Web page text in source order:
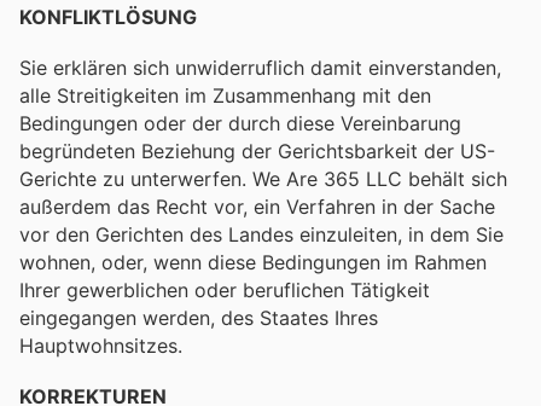
KONFLIKTLÖSUNG
Sie erklären sich unwiderruflich damit einverstanden,
alle Streitigkeiten im Zusammenhang mit den
Bedingungen oder der durch diese Vereinbarung
begründeten Beziehung der Gerichtsbarkeit der US-
Gerichte zu unterwerfen. We Are 365 LLC behält sich
außerdem das Recht vor, ein Verfahren in der Sache
vor den Gerichten des Landes einzuleiten, in dem Sie
wohnen, oder, wenn diese Bedingungen im Rahmen
Ihrer gewerblichen oder beruflichen Tätigkeit
eingegangen werden, des Staates Ihres
Hauptwohnsitzes.
KORREKTUREN